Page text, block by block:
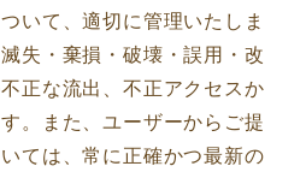
いて、適切に管理いたしま
失・棄損・破壊・誤用・改
正な流出、不正アクセスか
。また、ユーザーからご提
ては、常に正確かつ最新の